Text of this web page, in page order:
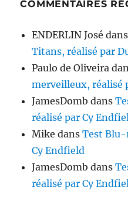
COMMENTAIRES
ENDERLIN José
Titans, réalisé par
Paulo de Oliveira
merveilleux, réalisé
JamesDomb dans
réalisé par Cy
Mike dansTest Blu-
Cy Endfield
JamesDomb dans
réalisé par Cy